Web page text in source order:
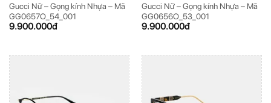
Gucci Nữ – Gọng kính Nhựa – Mã
GG0657O_54_001
9.900.000đ
Gucci Nữ – Gọng kính Nhựa – Mã
GG0656O_53_001
9.900.000đ